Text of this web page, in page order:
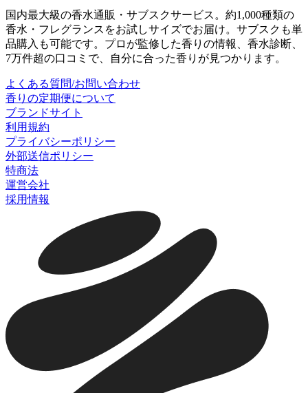
国内最大級の香水通販・サブスクサービス。約1,000種類の
香水・フレグランスをお試しサイズでお届け。サブスクも単
品購入も可能です。プロが監修した香りの情報、香水診断、
7万件超の口コミで、自分に合った香りが見つかります。
よくある質問/お問い合わせ
香りの定期便について
ブランドサイト
利用規約
プライバシーポリシー
外部送信ポリシー
特商法
運営会社
採用情報